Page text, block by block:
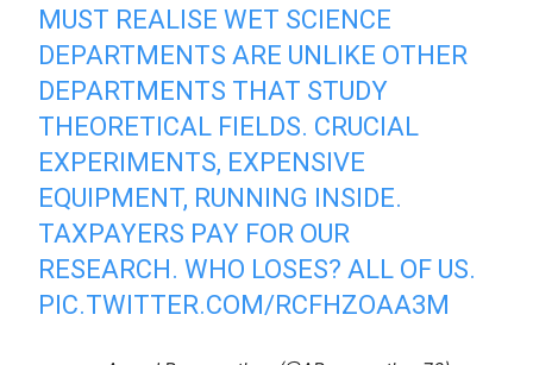
MUST REALISE WET SCIENCE
DEPARTMENTS ARE UNLIKE OTHER
DEPARTMENTS THAT STUDY
THEORETICAL FIELDS. CRUCIAL
EXPERIMENTS, EXPENSIVE
EQUIPMENT, RUNNING INSIDE.
TAXPAYERS PAY FOR OUR
RESEARCH. WHO LOSES? ALL OF US.
PIC.TWITTER.COM/RCFHZOAA3M